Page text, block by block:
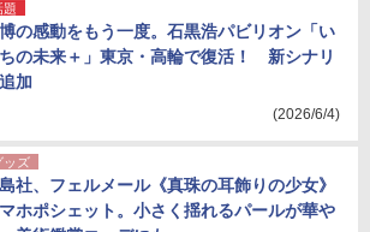
題
の感動をもう一度。石黒浩パビリオン「い
の未来＋」東京・高輪で復活！ 新シナリ
加
(2026/6/4)
ッズ
社、フェルメール《真珠の耳飾りの少女》
ホポシェット。小さく揺れるパールが華や